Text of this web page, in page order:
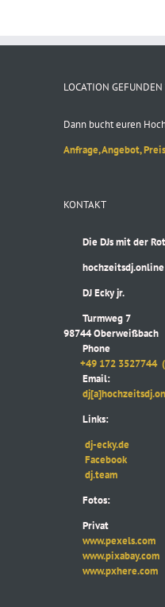
LOCATION GEFUNDEN
Dann bucht euren
Anfrage, Angebot,
KONTAKT
Die DJs mit der
hochzeitsdj.online
DJ Ecky jr.
Turmweg 7
98744 Oberweißbach
Phone
+49 172 3527744
Email:
Links:
dj-ecky.de
Facebook
dj.team
Fotos:
Privat
www.pexels.com
www.pixabay.com
www.pxhere.com